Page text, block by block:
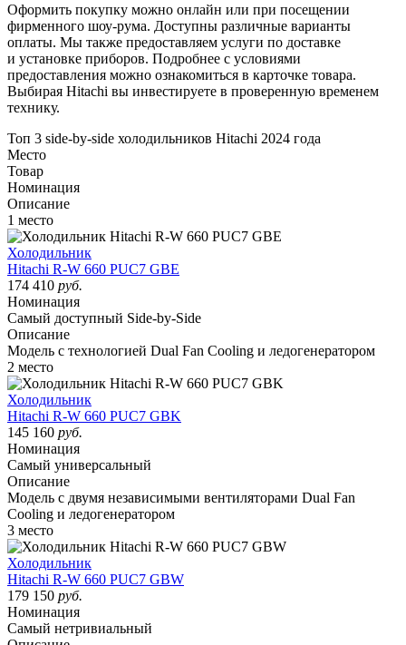
Оформить покупку можно онлайн или при посещении
фирменного шоу-рума. Доступны различные варианты
оплаты. Мы также предоставляем услуги по доставке
и установке приборов. Подробнее с условиями
предоставления можно ознакомиться в карточке товара.
Выбирая Hitachi вы инвестируете в проверенную временем
технику.
Топ 3 side-by-side холодильников Hitachi 2024 года
Место
Товар
Номинация
Описание
1 место
Холодильник
Hitachi R-W 660 PUC7 GBE
174 410 руб.
Номинация
Самый доступный Side-by-Side
Описание
Модель с технологией Dual Fan Cooling и ледогенератором
2 место
Холодильник
Hitachi R-W 660 PUC7 GBK
145 160 руб.
Номинация
Самый универсальный
Описание
Модель с двумя независимыми вентиляторами Dual Fan
Cooling и ледогенератором
3 место
Холодильник
Hitachi R-W 660 PUC7 GBW
179 150 руб.
Номинация
Самый нетривиальный